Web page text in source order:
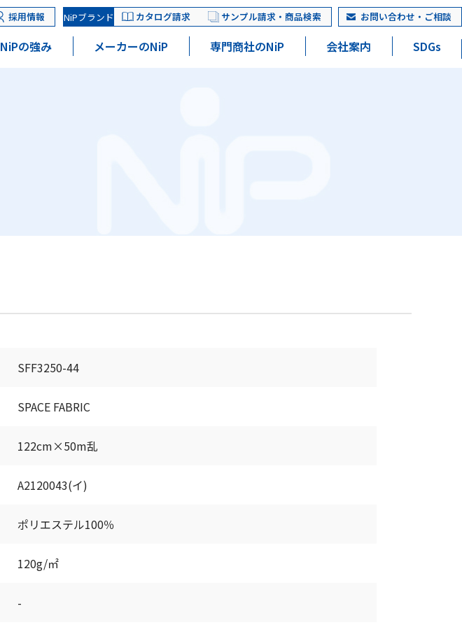
採用情報 NiPブランド カタログ請求 サンプル請求・商品検索 お問い合わせ・ご相談
NiPの強み メーカーのNiP 専門商社のNiP 会社案内 SDGs
SFF3250-44
SPACE FABRIC
122cm×50m乱
A2120043(イ)
ポリエステル100％
120g/㎡
-